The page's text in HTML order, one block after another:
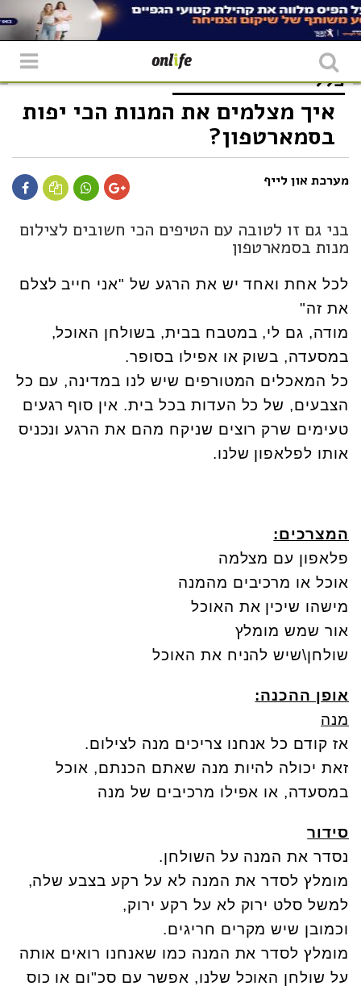
כללי
איך מצלמים את המנות הכי יפות
בסמארטפון?
מערכת און לייף
בני גם זו לטובה עם הטיפים הכי חשובים לצילום
מנות בסמארטפון
לכל אחת ואחד יש את הרגע של "אני חייב לצלם
את זה"
מודה, גם לי, במטבח בבית, בשולחן האוכל,
במסעדה, בשוק או אפילו בסופר.
כל המאכלים המטורפים שיש לנו במדינה, עם כל
הצבעים, של כל העדות בכל בית. אין סוף רגעים
טעימים שרק רוצים שניקח מהם את הרגע ונכניס
אותו לפלאפון שלנו.
המצרכים:
פלאפון עם מצלמה
אוכל או מרכיבים מהמנה
מישהו שיכין את האוכל
אור שמש מומלץ
שולחן\שיש להניח את האוכל
אופן ההכנה:
מנה
אז קודם כל אנחנו צריכים מנה לצילום.
זאת יכולה להיות מנה שאתם הכנתם, אוכל
במסעדה, או אפילו מרכיבים של מנה
סידור
נסדר את המנה על השולחן.
מומלץ לסדר את המנה לא על רקע בצבע שלה,
למשל סלט ירוק לא על רקע ירוק,
וכמובן שיש מקרים חריגים.
מומלץ לסדר את המנה כמו שאנחנו רואים אותה
על שולחן האוכל שלנו, אפשר עם סכ"ום או כוס